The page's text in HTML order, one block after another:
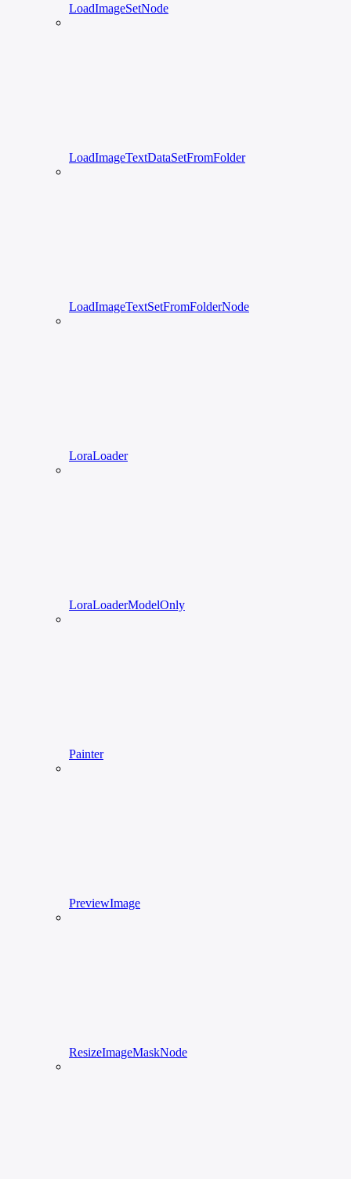
LoadImageSetNode
LoadImageTextDataSetFromFolder
LoadImageTextSetFromFolderNode
LoraLoader
LoraLoaderModelOnly
Painter
PreviewImage
ResizeImageMaskNode